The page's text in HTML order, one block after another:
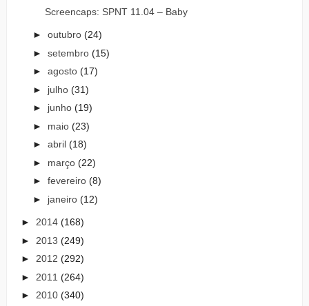
Screencaps: SPNT 11.04 – Baby
► outubro (24)
► setembro (15)
► agosto (17)
► julho (31)
► junho (19)
► maio (23)
► abril (18)
► março (22)
► fevereiro (8)
► janeiro (12)
► 2014 (168)
► 2013 (249)
► 2012 (292)
► 2011 (264)
► 2010 (340)